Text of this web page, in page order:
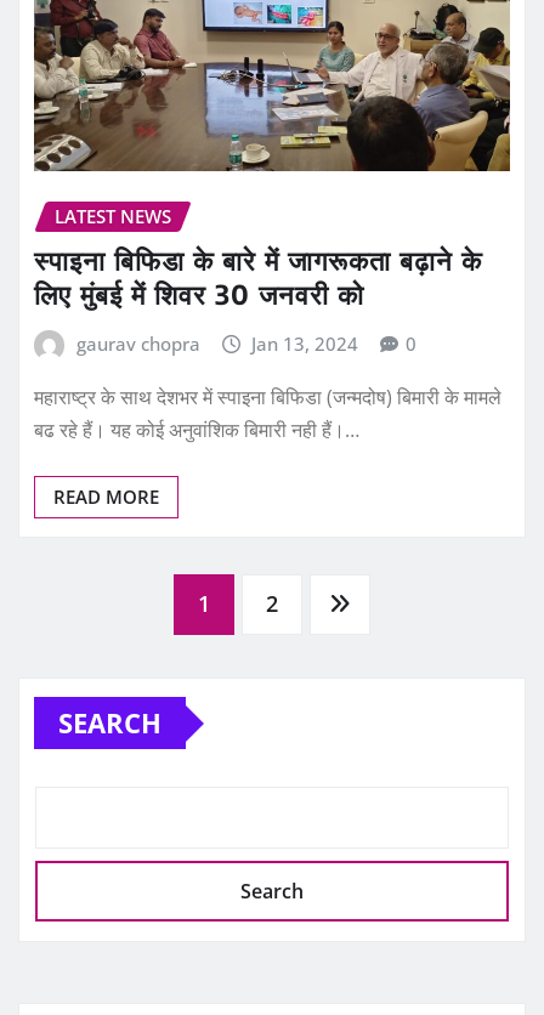
LATEST NEWS
स्पाइना बिफिडा के बारे में जागरूकता बढ़ाने के
लिए मुंबई में शिवर 30 जनवरी को
gaurav chopra Jan 13, 2024 0
महाराष्ट्र के साथ देशभर में स्पाइना बिफिडा (जन्मदोष) बिमारी के मामले
बढ रहे हैं। यह कोई अनुवांशिक बिमारी नही हैं।…
READ MORE
pagination
1 2
SEARCH
Search